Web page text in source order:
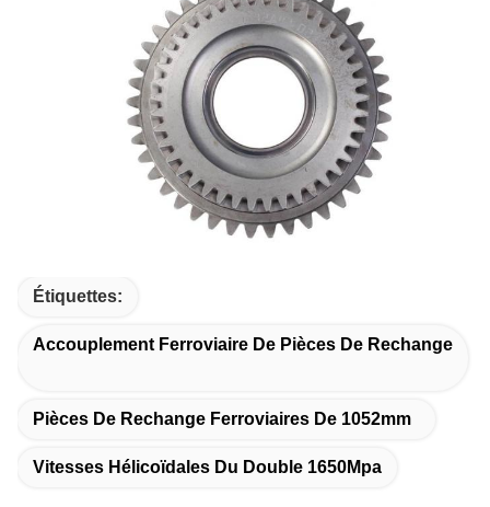
Étiquettes:
Accouplement Ferroviaire De Pièces De Rechange
Pièces De Rechange Ferroviaires De 1052mm
Vitesses Hélicoïdales Du Double 1650Mpa